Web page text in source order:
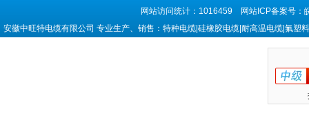
网站访问统计：1016459 网站ICP备案号：
安徽中旺特电缆有限公司 专业生产、销售：特种电缆|硅橡胶电缆|耐高温电缆|氟